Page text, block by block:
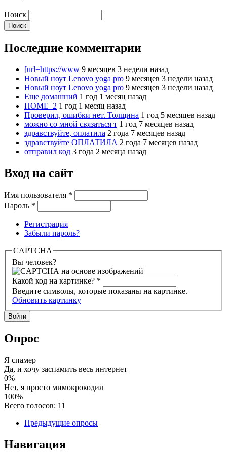
Поиск
Последние комментарии
[url=https://www 9 месяцев 3 недели назад
Новый ноут Lenovo yoga pro 9 месяцев 3 недели назад
Новый ноут Lenovo yoga pro 9 месяцев 3 недели назад
Еще домашний 1 год 1 месяц назад
HOME_2 1 год 1 месяц назад
Проверил, ошибки нет. Толщина 1 год 5 месяцев назад
можно со мной связаться т 1 год 7 месяцев назад
здравствуйте, оплатила 2 года 7 месяцев назад
здравствуйте ОПЛАТИЛА 2 года 7 месяцев назад
отправил код 3 года 2 месяца назад
Вход на сайт
Имя пользователя *
Пароль *
Регистрация
Забыли пароль?
CAPTCHA
Вы человек?
Какой код на картинке? *
Введите символы, которые показаны на картинке.
Обновить картинку
Опрос
Я спамер
Да, и хочу заспамить весь интернет
0%
Нет, я просто мимокрокодил
100%
Всего голосов: 11
Предыдущие опросы
Навигация